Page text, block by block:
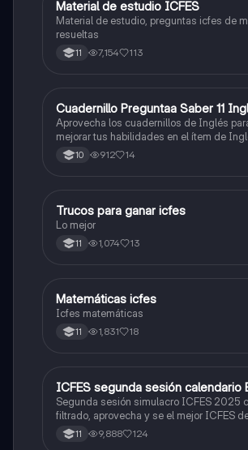
ICFES: Matemáticas
Material de estudio ICFES
Material de estudio, preguntas icfes de
resueltas
11 7,154 113
ICFES: Inglés
Cuadernillo Preguntaa Saber 11
Aprovecha los cuadernillos de Inglés
mejorar tus habilidades en el ítem de
Prueba Saber 11. 🫡
10 912 14
Química
Trucos para ganar icfes
Lo mejor
11 1,074 13
ICFES: Matemáticas
Matemáticas icfes
Icfes matemáticas
11 1,831 18
ICFES: Lectura Crítica
ICFES segunda sesión calendario
Segunda sesión simulacro ICFES 2025
filtrado, aprovecha y se el mejor ICFES
poder ingresar a universidad, y estudiar
carrera con la que tanto sueñas.
11 9,888 124